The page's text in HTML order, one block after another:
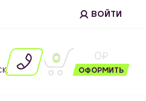
ВОЙТИ
0 0
ОФОРМИТЬ